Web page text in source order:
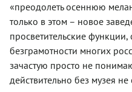
«преодолеть осеннюю
только в этом – новое
просветительские
безграмотности многих
зачастую просто не
действительно без музея